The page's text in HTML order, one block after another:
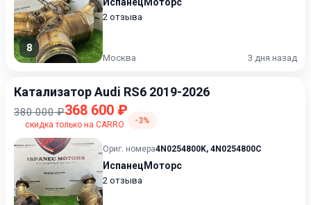
8
2 отзыва
Москва 3 дня назад
Катализатор Audi RS6 2019-2026
380 000 ₽368 600 ₽
скидка только на CARRO -3%
Ориг. номера4N0254800K, 4N0254800C
ИспанецМоторс
2 отзыва